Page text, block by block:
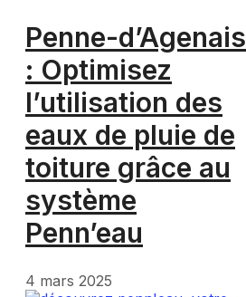
Penne-d’Agenais
: Optimisez
l’utilisation des
eaux de pluie de
toiture grâce au
système
Penn’eau
4 mars 2025